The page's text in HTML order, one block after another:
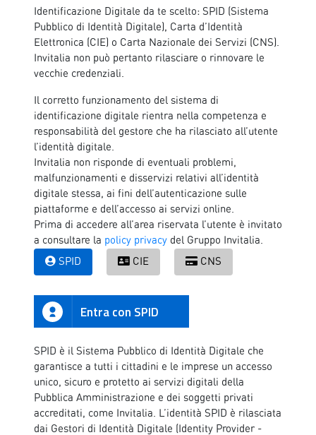
Identificazione Digitale da te scelto: SPID (Sistema
Pubblico di Identità Digitale), Carta d’Identità
Elettronica (CIE) o Carta Nazionale dei Servizi (CNS).
Invitalia non può pertanto rilasciare o rinnovare le
vecchie credenziali.
Il corretto funzionamento del sistema di
identificazione digitale rientra nella competenza e
responsabilità del gestore che ha rilasciato all’utente
l’identità digitale.
Invitalia non risponde di eventuali problemi,
malfunzionamenti e disservizi relativi all’identità
digitale stessa, ai fini dell’autenticazione sulle
piattaforme e dell’accesso ai servizi online.
Prima di accedere all’area riservata l’utente è invitato
a consultare la policy privacy del Gruppo Invitalia.
SPID
CIE CNS
Entra con SPID
SPID è il Sistema Pubblico di Identità Digitale che
garantisce a tutti i cittadini e le imprese un accesso
unico, sicuro e protetto ai servizi digitali della
Pubblica Amministrazione e dei soggetti privati
accreditati, come Invitalia. L’identità SPID è rilasciata
dai Gestori di Identità Digitale (Identity Provider -